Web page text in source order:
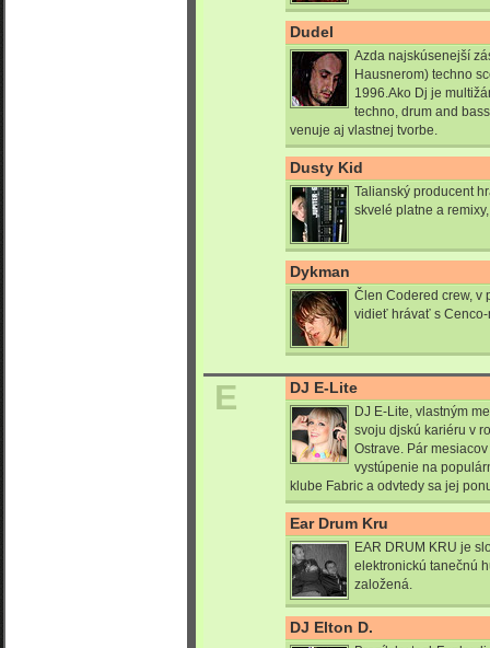
Dudel
Azda najskúsenejší
Hausnerom) techno
1996.Ako Dj je
techno, drum and
venuje aj vlastnej tvorbe.
Dusty Kid
Talianský producent
skvelé platne a
Dykman
Člen Codered crew, v
vidieť hrávať s Cenco-
E DJ E-Lite
DJ E-Lite, vlastným
svoju djskú kariéru v
Ostrave. Pár
vystúpenie na
klube Fabric a odvtedy sa jej
Ear Drum Kru
EAR DRUM KRU je
elektronickú tanečnú
založená.
DJ Elton D.